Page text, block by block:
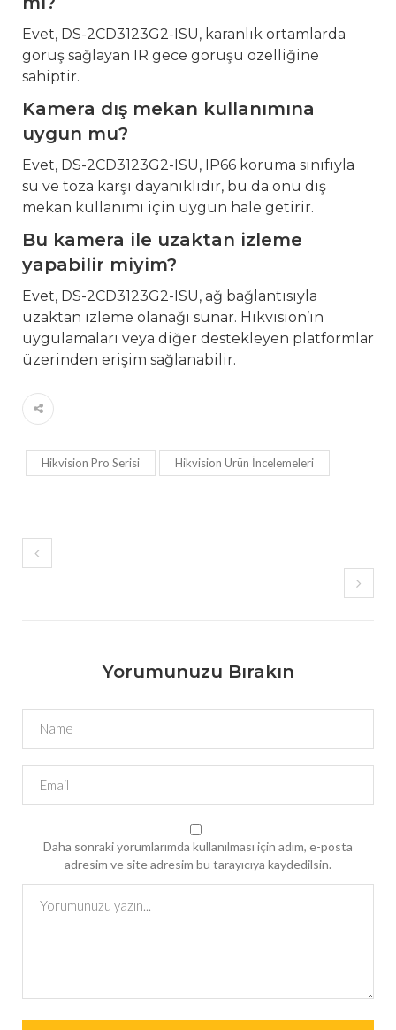
Evet, DS-2CD3123G2-ISU, karanlık ortamlarda
görüş sağlayan IR gece görüşü özelliğine
sahiptir.
Kamera dış mekan kullanımına
uygun mu?
Evet, DS-2CD3123G2-ISU, IP66 koruma sınıfıyla
su ve toza karşı dayanıklıdır, bu da onu dış
mekan kullanımı için uygun hale getirir.
Bu kamera ile uzaktan izleme
yapabilir miyim?
Evet, DS-2CD3123G2-ISU, ağ bağlantısıyla
uzaktan izleme olanağı sunar. Hikvision’ın
uygulamaları veya diğer destekleyen platformlar
üzerinden erişim sağlanabilir.
Hikvision Pro Serisi Hikvision Ürün İncelemeleri
Yorumunuzu Bırakın
Daha sonraki yorumlarımda kullanılması için adım, e-posta
adresim ve site adresim bu tarayıcıya kaydedilsin.